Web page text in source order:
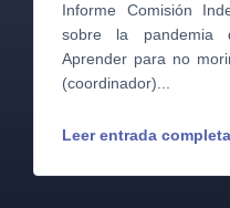
Informe Comisión
sobre la pandemia
Aprender para no
(coordinador)...
Leer entrada completa